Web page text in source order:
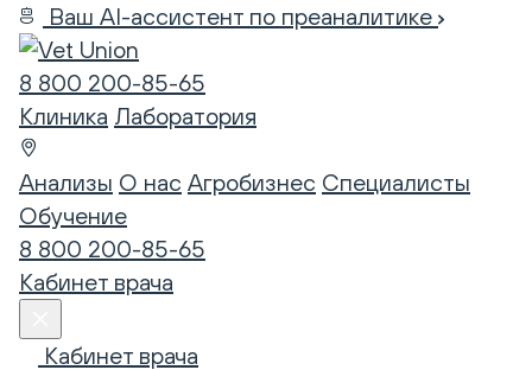
Ваш AI-ассистент по преаналитике
8 800 200-85-65
Клиника Лаборатория
Анализы О нас Агробизнес Специалисты
Обучение
8 800 200-85-65
Кабинет врача
Кабинет врача